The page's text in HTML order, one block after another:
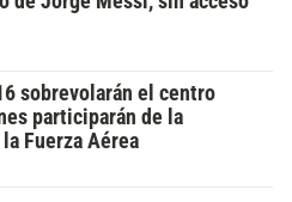
sobrevolarán el centro
participarán de la
Fuerza Aérea